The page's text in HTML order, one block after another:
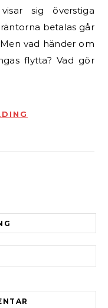
sig överstiga
betalas går
vad händer om
flytta? Vad gör